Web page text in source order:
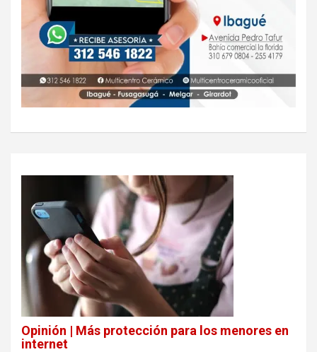
Opinión | Más protección para los menores en
internet